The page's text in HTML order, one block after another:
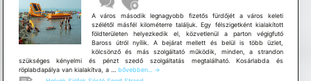
A város második legnagyobb fizetős fürdőjét a város keleti
szélétől másfél kilométerre találjuk. Egy félszigetként kialakított
földterületen helyezkedik el, közvetlenül a parton végigfutó
Baross útról nyílik. A bejárat mellett és belül is több üzlet,
kölcsönző és más szolgáltató működik, minden, a strandon
szükséges kényelmi és pénzt szedő szolgáltatás megtalálható. Kosárlabda és
röplabdapálya van kialakítva, a … Siófok
bővebben...
→